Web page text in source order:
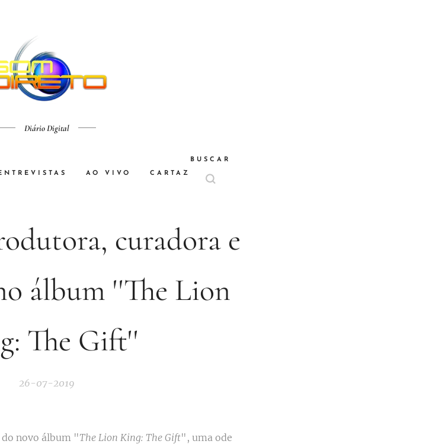
Diário Digital
AO VIVO CARTAZ
BUSCAR
curadora e
álbum ''The Lion
The Gift''
26-07-2019
novo álbum "The Lion King: The Gift", uma ode